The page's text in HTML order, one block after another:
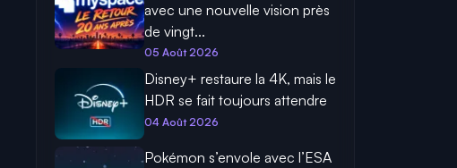
avec une nouvelle vision près
de vingt...
05 Août 2026
Disney+ restaure la 4K, mais le
HDR se fait toujours attendre
04 Août 2026
Pokémon s’envole avec l’ESA